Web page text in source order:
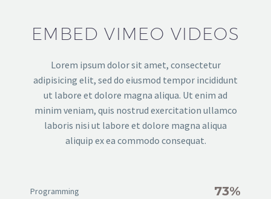
EMBED VIMEO VIDEOS
Lorem ipsum dolor sit amet, consectetur
adipisicing elit, sed do eiusmod tempor incididunt
ut labore et dolore magna aliqua. Ut enim ad
minim veniam, quis nostrud exercitation ullamco
laboris nisi ut labore et dolore magna aliqua
aliquip ex ea commodo consequat.
Programming 73%